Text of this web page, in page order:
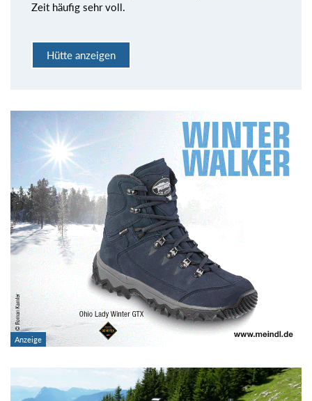
Zeit häufig sehr voll.
Hütte anzeigen